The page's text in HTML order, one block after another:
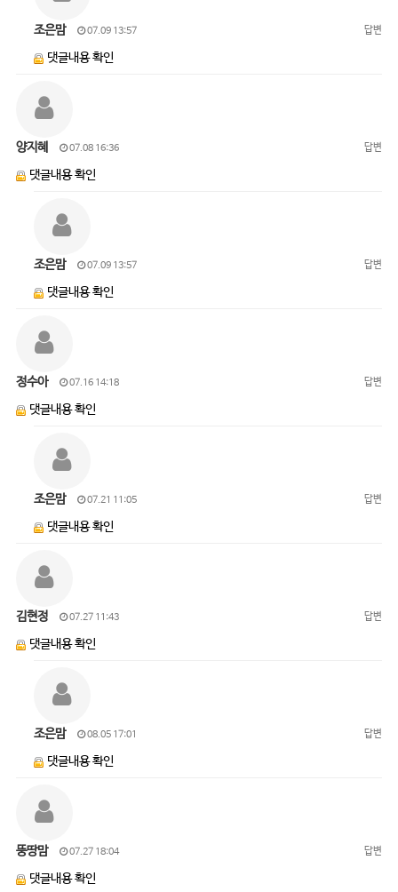
조은맘 07.09 13:57 답변
댓글내용 확인
양지혜 07.08 16:36 답변
댓글내용 확인
조은맘 07.09 13:57 답변
댓글내용 확인
정수아 07.16 14:18 답변
댓글내용 확인
조은맘 07.21 11:05 답변
댓글내용 확인
김현정 07.27 11:43 답변
댓글내용 확인
조은맘 08.05 17:01 답변
댓글내용 확인
뚱땅맘 07.27 18:04 답변
댓글내용 확인